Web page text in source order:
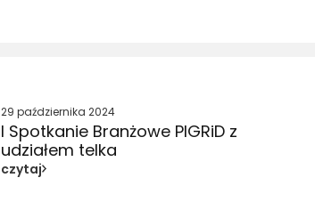
29 października 2024
I Spotkanie Branżowe PIGRiD z
udziałem telka
czytaj